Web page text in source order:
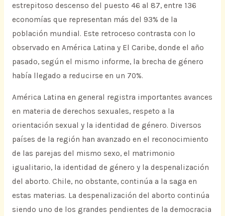
estrepitoso descenso del puesto 46 al 87, entre 136
economías que representan más del 93% de la
población mundial. Este retroceso contrasta con lo
observado en América Latina y El Caribe, donde el año
pasado, según el mismo informe, la brecha de género
había llegado a reducirse en un 70%.
América Latina en general registra importantes avances
en materia de derechos sexuales, respeto a la
orientación sexual y la identidad de género. Diversos
países de la región han avanzado en el reconocimiento
de las parejas del mismo sexo, el matrimonio
igualitario, la identidad de género y la despenalización
del aborto. Chile, no obstante, continúa a la saga en
estas materias. La despenalización del aborto continúa
siendo uno de los grandes pendientes de la democracia